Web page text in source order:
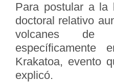
Para postular a la
doctoral relativo
volcanes de
Krakatoa, evento
explicó.